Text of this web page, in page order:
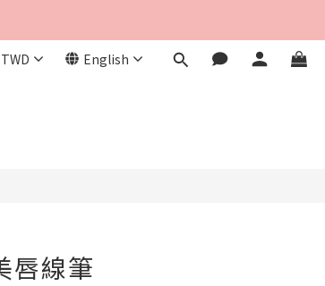
TWD English
唇線筆